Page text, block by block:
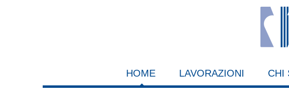
HOME LAVORAZIONI CHI